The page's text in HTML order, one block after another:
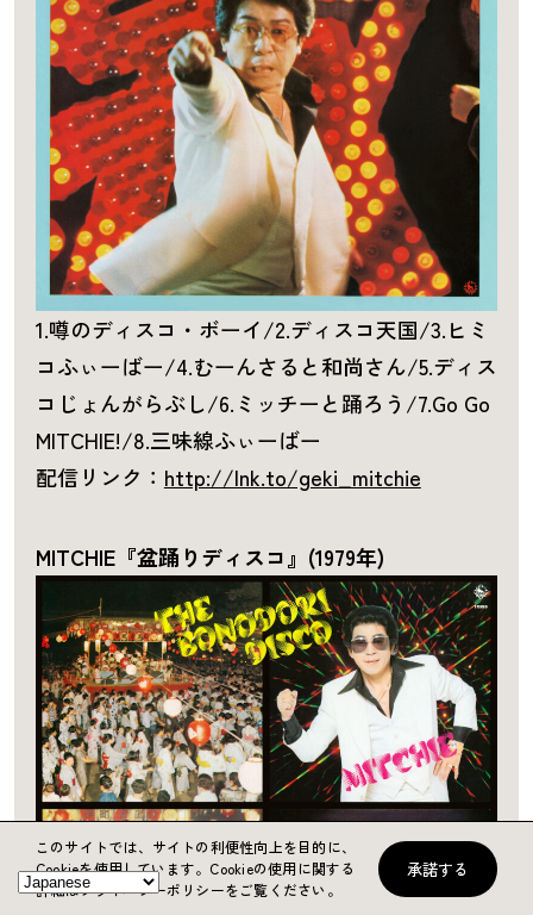
1.噂のディスコ・ボーイ/2.ディスコ天国/3.ヒミ
コふぃーばー/4.むーんさると和尚さん/5.ディス
コじょんがらぶし/6.ミッチーと踊ろう/7.Go Go
MITCHIE!/8.三味線ふぃーばー
配信リンク： http://lnk.to/geki_mitchie
MITCHIE『盆踊りディスコ』(1979年)
このサイトでは、サイトの利便性向上を目的に、
Cookieを使用しています。Cookieの使用に関する
詳細はプライバシーポリシーをご覧ください。
承諾する